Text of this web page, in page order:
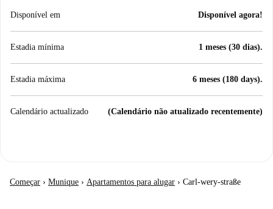
Disponível em Disponível agora!
Estadia mínima 1 meses (30 dias).
Estadia máxima 6 meses (180 days).
Calendário actualizado (Calendário não atualizado recentemente)
Começar › Munique › Apartamentos para alugar › Carl-wery-straße